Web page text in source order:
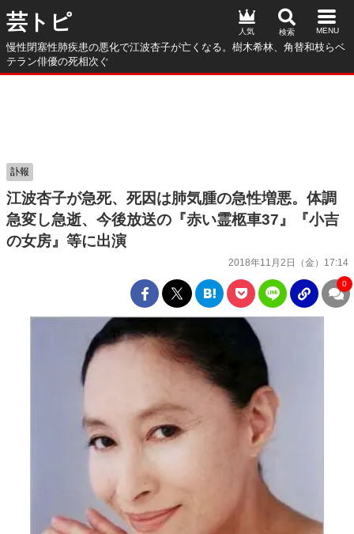
芸トピ
慢性閉塞性肺疾患の悪化で江波杏子が亡くなる。樹木希林、角替和枝らベ
テラン俳優の死相次ぐ
人気
江波杏子が急死、死因は肺気腫の急性増悪。体調
急変し急逝、今後放送の『赤い霊柩車37』『小吉
の女房』等に出演
2018年11月2日（金）17:14
訃報
0